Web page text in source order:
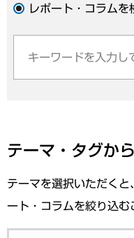
レポート・コラムを
テーマ・タグか
テーマを選択いただく
ート・コラムを絞り込む